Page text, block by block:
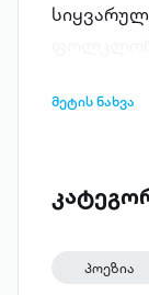
მეტის ნახვა
პოეზია